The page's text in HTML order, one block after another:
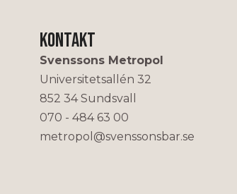
Kontakt
Svenssons Metropol
Universitetsallén 32
852 34 Sundsvall
070 - 484 63 00
metropol@svenssonsbar.se